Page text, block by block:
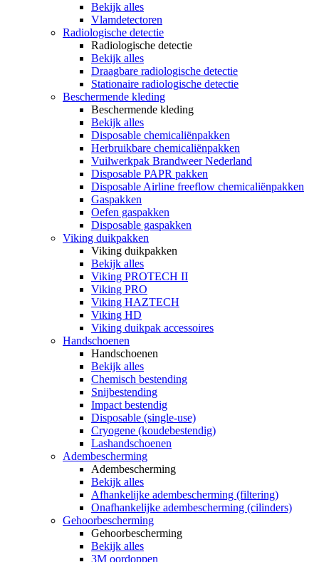
Bekijk alles
Vlamdetectoren
Radiologische detectie
Radiologische detectie
Bekijk alles
Draagbare radiologische detectie
Stationaire radiologische detectie
Beschermende kleding
Beschermende kleding
Bekijk alles
Disposable chemicaliënpakken
Herbruikbare chemicaliënpakken
Vuilwerkpak Brandweer Nederland
Disposable PAPR pakken
Disposable Airline freeflow chemicaliënpakken
Gaspakken
Oefen gaspakken
Disposable gaspakken
Viking duikpakken
Viking duikpakken
Bekijk alles
Viking PROTECH II
Viking PRO
Viking HAZTECH
Viking HD
Viking duikpak accessoires
Handschoenen
Handschoenen
Bekijk alles
Chemisch bestending
Snijbestending
Impact bestendig
Disposable (single-use)
Cryogene (koudebestendig)
Lashandschoenen
Adembescherming
Adembescherming
Bekijk alles
Afhankelijke adembescherming (filtering)
Onafhankelijke adembescherming (cilinders)
Gehoorbescherming
Gehoorbescherming
Bekijk alles
3M oordoppen